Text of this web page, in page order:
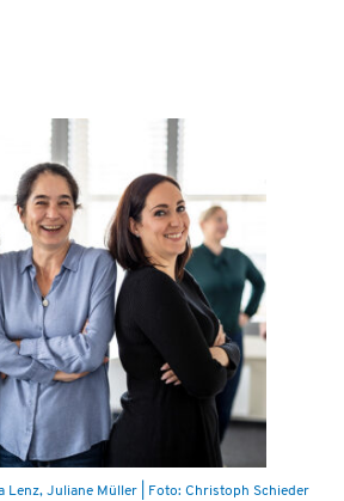
Lenz, Juliane Müller | Foto: Christoph Schieder